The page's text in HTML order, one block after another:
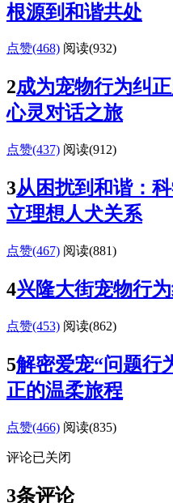
根源到和谐共处
点赞(468) 阅读(932)
2成为宠物行为纠
心灵对话之旅
点赞(437) 阅读(912)
3从困扰到和谐：
立理想人犬关系
点赞(467) 阅读(881)
4兴隆大街宠物行
点赞(453) 阅读(862)
5解密爱宠“问题行
正的温柔旅程
点赞(466) 阅读(835)
评论已关闭
3条评论